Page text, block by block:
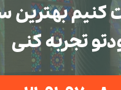
کنیم بهترین
تجربه کنی